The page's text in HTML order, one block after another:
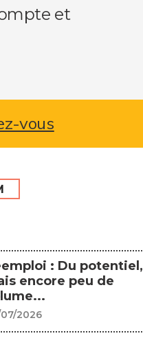
et
vous
: Du potentiel,
encore peu de
2026